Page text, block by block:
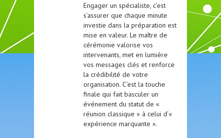
Engager un spécialiste, c’est
s’assurer que chaque minute
investie dans la préparation est
mise en valeur. Le maître de
cérémonie valorise vos
intervenants, met en lumière
vos messages clés et renforce
la crédibilité de votre
organisation. C’est la touche
finale qui fait basculer un
événement du statut de «
réunion classique » à celui d’«
expérience marquante ».